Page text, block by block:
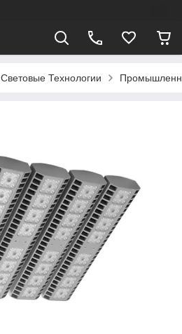
Световые Технологии